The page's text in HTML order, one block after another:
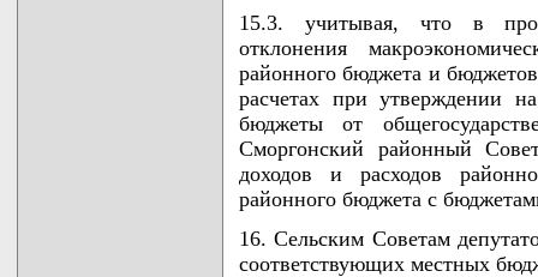
15.3. учитывая, что в
отклонения
районного бюджета и
расчетах при утверждении
бюджеты от
Сморгонский районный
доходов и расходов
районного бюджета с
16. Сельским Советам
соответствующих местных